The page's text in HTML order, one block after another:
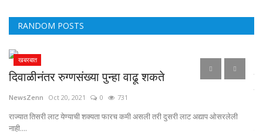
RANDOM POSTS
खबरबात
दिवाळीनंतर रुग्णसंख्या पुन्हा वाढू शकते
NewsZenn Oct 20, 2021 0 731
राज्यात तिसरी लाट येण्याची शक्यता फारच कमी असली तरी दुसरी लाट अद्याप ओसरलेली
नाही....